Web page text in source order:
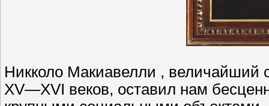
Никколо Макиавелли , величайший
XV—XVI веков, оставил нам